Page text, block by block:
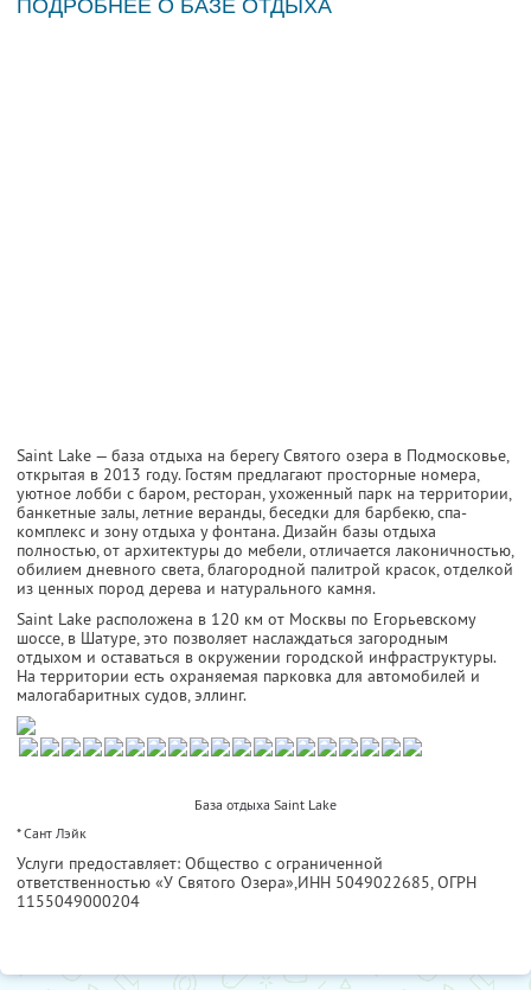
ПОДРОБНЕЕ О БАЗЕ ОТДЫХА
Saint Lake — база отдыха на берегу Святого озера в Подмосковье,
открытая в 2013 году. Гостям предлагают просторные номера,
уютное лобби с баром, ресторан, ухоженный парк на территории,
банкетные залы, летние веранды, беседки для барбекю, спа-
комплекс и зону отдыха у фонтана. Дизайн базы отдыха
полностью, от архитектуры до мебели, отличается лаконичностью,
обилием дневного света, благородной палитрой красок, отделкой
из ценных пород дерева и натурального камня.
Saint Lake расположена в 120 км от Москвы по Егорьевскому
шоссе, в Шатуре, это позволяет наслаждаться загородным
отдыхом и оставаться в окружении городской инфраструктуры.
На территории есть охраняемая парковка для автомобилей и
малогабаритных судов, эллинг.
База отдыха Saint Lake
* Сант Лэйк
Услуги предоставляет: Общество с ограниченной
ответственностью «У Святого Озера»,ИНН 5049022685, ОГРН
1155049000204